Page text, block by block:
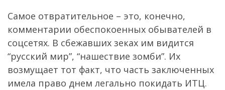
Самое отвратительное – это, конечно,
комментарии обеспокоенных обывателей в
соцсетях. В сбежавших зеках им видится
“русский мир”, “нашествие зомби”. Их
возмущает тот факт, что часть заключенных
имела право днем легально покидать ИТЦ.